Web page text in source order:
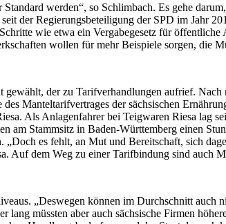
werden“, so Schlimbach. Es gehe
der Regierungsbeteiligung der SPD im Jahr
wie etwa ein Vergabegesetz für öffentliche
wollen für mehr Beispiele sorgen, die
der zu Tarifverhandlungen aufrief. Nach
Manteltarifvertrages der sächsischen
Als Anlagenfahrer bei Teigwaren Riesa lag
am Stammsitz in Baden-Württemberg einen
es fehlt, an Mut und Bereitschaft, sich
Auf dem Weg zu einer Tarifbindung sind auch
„Deswegen können im Durchschnitt auch
müssten aber auch sächsische Firmen